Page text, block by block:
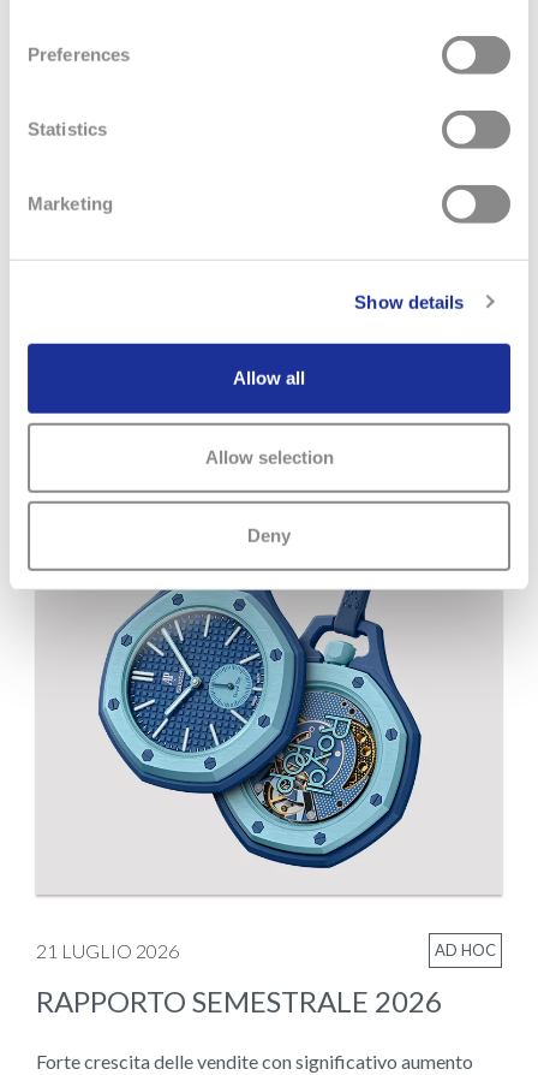
Preferences
Statistics
Marketing
Show details
Allow all
Allow selection
Deny
NOTIZIE CORRELATE
21 LUGLIO 2026 AD HOC
RAPPORTO SEMESTRALE 2026
Forte crescita delle vendite con significativo aumento